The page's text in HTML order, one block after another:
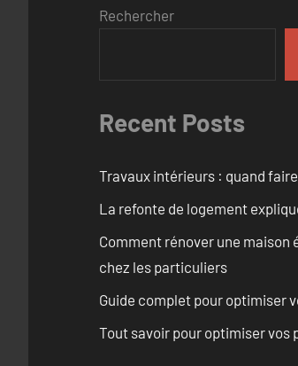
Rechercher
Recent Posts
Travaux intérieurs : quand
La refonte de logement
Comment rénover une
chez les particuliers
Guide complet pour optimiser
Tout savoir pour optimiser vos